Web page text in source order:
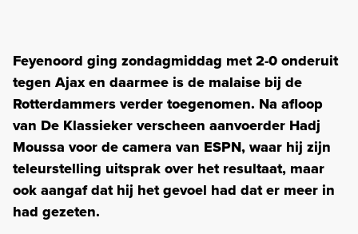
Feyenoord ging zondagmiddag met 2-0 onderuit
tegen Ajax en daarmee is de malaise bij de
Rotterdammers verder toegenomen. Na afloop
van De Klassieker verscheen aanvoerder Hadj
Moussa voor de camera van ESPN, waar hij zijn
teleurstelling uitsprak over het resultaat, maar
ook aangaf dat hij het gevoel had dat er meer in
had gezeten.